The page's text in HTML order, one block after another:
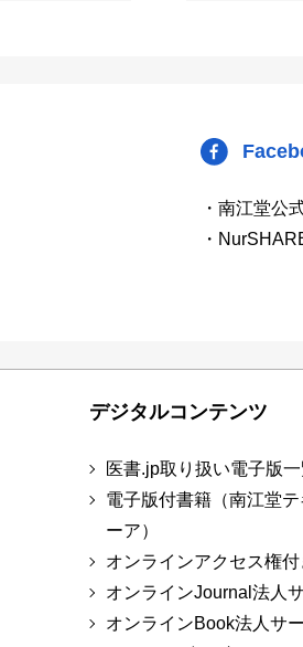
・南江堂公
・
デジタルコンテンツ
医書.jp取り扱い電子版
電子版付書籍（南江堂テ
ーア）
オンラインアクセス権
オンラインJournal法人
オンラインBook法人サ